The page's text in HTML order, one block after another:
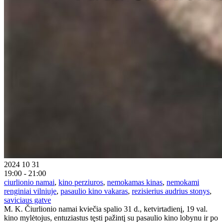
2024 10 31
19:00 - 21:00
ciurlionio namai, kino perziuros, nemokamas kinas, nemokami
renginiai vilniuje, pasaulio kino vakaras, rezisierius audrius stonys,
saviciaus gatve
M. K. Čiurlionio namai kviečia spalio 31 d., ketvirtadienį, 19 val.
kino mylėtojus, entuziastus tęsti pažintį su pasaulio kino lobynu ir po